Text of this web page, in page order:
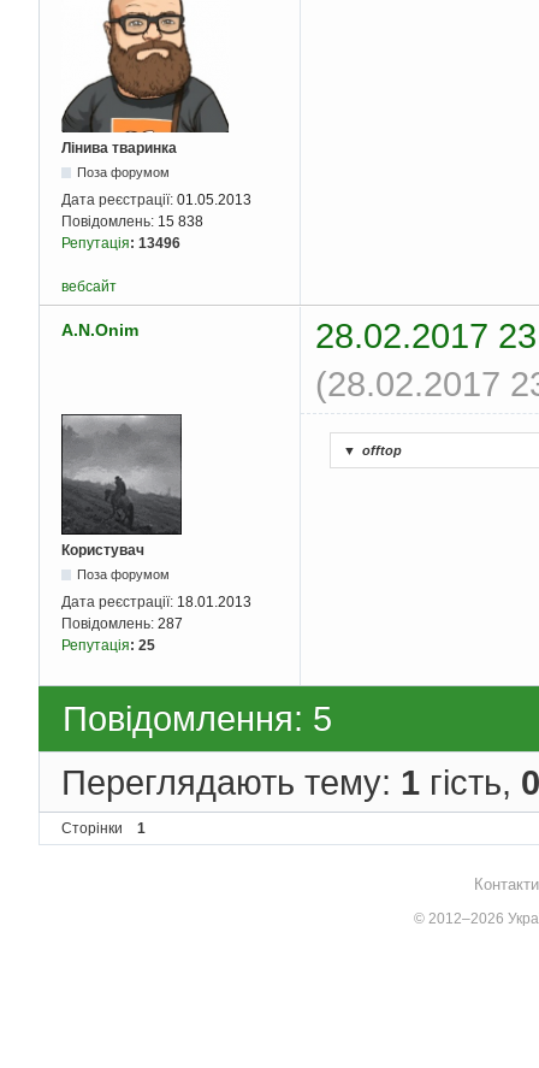
Лінива тваринка
Поза форумом
Дата реєстрації: 01.05.2013
Повідомлень: 15 838
Репутація: 13496
вебсайт
A.N.Onim
28.02.2017
(28.02.2017
Користувач
Поза форумом
Дата реєстрації: 18.01.2013
Повідомлень: 287
Репутація: 25
▼ offtop
Повідомлення: 5
Переглядають тему: 1 гість, 0
Сторінки 1
© 2012–2026